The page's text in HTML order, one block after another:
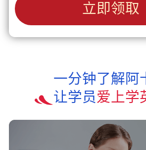
立即领取
一分钟了解阿
让学员爱上学